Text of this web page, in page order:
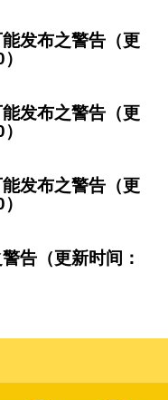
发布之警告（更
发布之警告（更
发布之警告（更
告（更新时间：